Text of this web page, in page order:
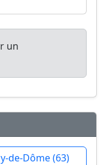
un
de-Dôme (63)